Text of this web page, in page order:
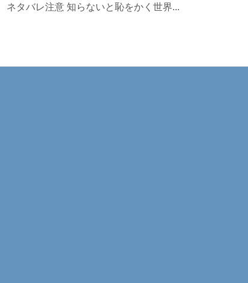
ネタバレ注意 知らないと恥をかく世界...